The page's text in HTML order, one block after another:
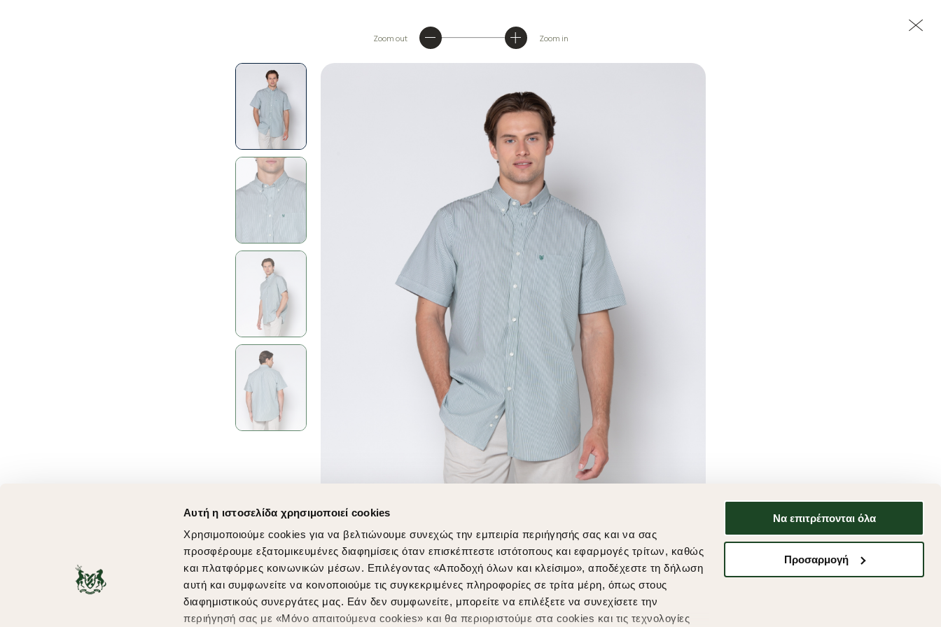
Αυτή η ιστοσελίδα χρησιμοποιεί cookies
Χρησιμοποιούμε cookies για να βελτιώνουμε συνεχώς την εμπειρία περιήγησής σας και να σας
προσφέρουμε εξατομικευμένες διαφημίσεις όταν επισκέπτεστε ιστότοπους και εφαρμογές τρίτων, καθώς
και πλατφόρμες κοινωνικών μέσων. Επιλέγοντας «Αποδοχή όλων και κλείσιμο», αποδέχεστε τη δήλωση
αυτή και συμφωνείτε να κοινοποιούμε τις συγκεκριμένες πληροφορίες σε τρίτα μέρη, όπως στους
διαφημιστικούς συνεργάτες μας. Εάν δεν συμφωνείτε, μπορείτε να επιλέξετε να συνεχίσετε την
περιήγησή σας με «Μόνο απαιτούμενα cookies» και θα περιοριστούμε στα cookies και τις τεχνολογίες
Να επιτρέπονται όλα
Προσαρμογή
Zoom out Zoom in